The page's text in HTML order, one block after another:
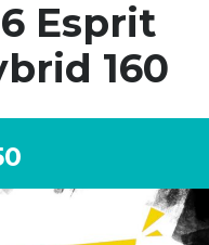
Esprit
160